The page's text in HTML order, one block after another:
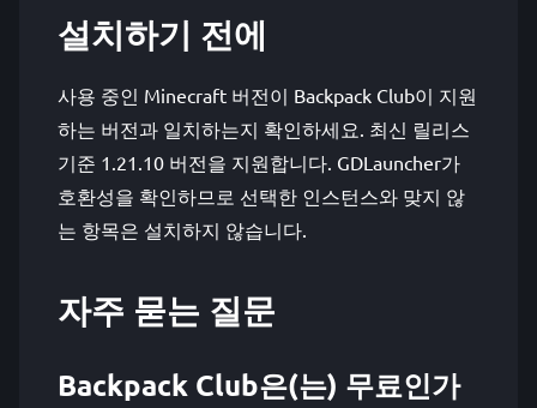
설치하기 전에
사용 중인 Minecraft 버전이 Backpack Club이 지원
하는 버전과 일치하는지 확인하세요. 최신 릴리스
기준 1.21.10 버전을 지원합니다. GDLauncher가
호환성을 확인하므로 선택한 인스턴스와 맞지 않
는 항목은 설치하지 않습니다.
자주 묻는 질문
Backpack Club은(는) 무료인가